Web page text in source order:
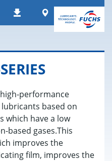
AtsisiuntimaiWorldwide
high-performance
based on
which have a low
based gases.This
improves the
film, improves the